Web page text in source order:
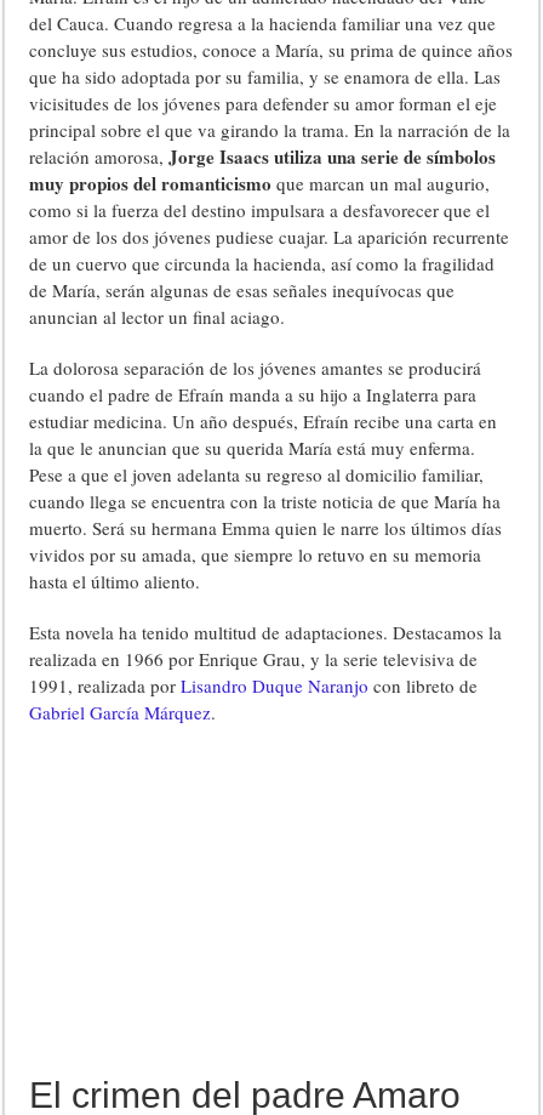
del Cauca. Cuando regresa a la hacienda familiar una vez que
concluye sus estudios, conoce a María, su prima de quince años
que ha sido adoptada por su familia, y se enamora de ella. Las
vicisitudes de los jóvenes para defender su amor forman el eje
principal sobre el que va girando la trama. En la narración de la
relación amorosa,Jorge Isaacs utiliza una serie de símbolos
muy propios del romanticismo que marcan un mal augurio,
como si la fuerza del destino impulsara a desfavorecer que el
amor de los dos jóvenes pudiese cuajar. La aparición recurrente
de un cuervo que circunda la hacienda, así como la fragilidad
de María, serán algunas de esas señales inequívocas que
anuncian al lector un final aciago.
La dolorosa separación de los jóvenes amantes se producirá
cuando el padre de Efraín manda a su hijo a Inglaterra para
estudiar medicina. Un año después, Efraín recibe una carta en
la que le anuncian que su querida María está muy enferma.
Pese a que el joven adelanta su regreso al domicilio familiar,
cuando llega se encuentra con la triste noticia de que María ha
muerto. Será su hermana Emma quien le narre los últimos días
vividos por su amada, que siempre lo retuvo en su memoria
hasta el último aliento.
Esta novela ha tenido multitud de adaptaciones. Destacamos la
realizada en 1966 por Enrique Grau, y la serie televisiva de
1991, realizada porLisandro Duque Naranjo con libreto de
Gabriel García Márquez.
El crimen del padre Amaro